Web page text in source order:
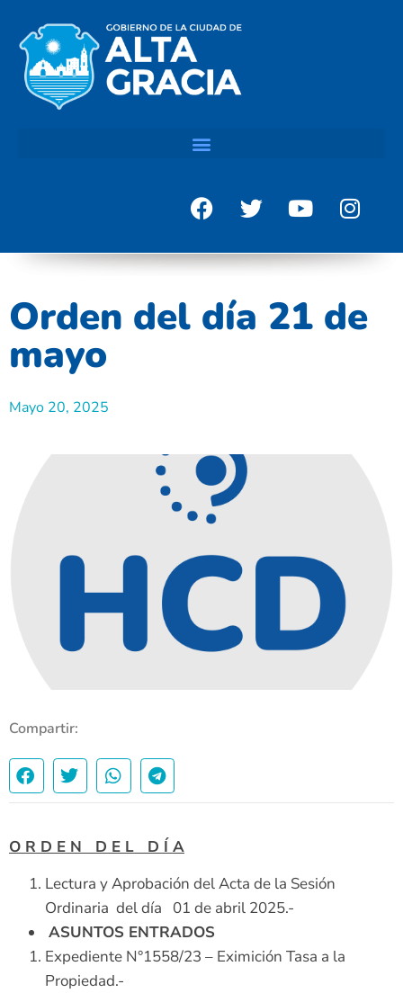
Orden del día 21 de
mayo
Mayo 20, 2025
Compartir:
O R D E N D E L D Í A
Lectura y Aprobación del Acta de la Sesión
Ordinaria del día 01 de abril 2025.-
ASUNTOS ENTRADOS
Expediente N°1558/23 – Eximición Tasa a la
Propiedad.-